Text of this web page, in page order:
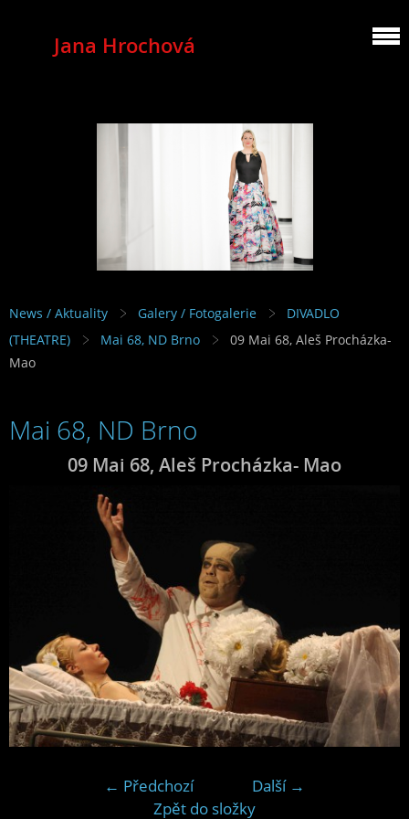
Jana Hrochová
MEZZOSOPRANO
News / Aktuality Galery / Fotogalerie
DIVADLO
(THEATRE)
Mai 68, ND Brno
09 Mai 68, Aleš Procházka-
Mao
Mai 68, ND Brno
09 Mai 68, Aleš Procházka- Mao
← Předchozí
Další →
Zpět do složky